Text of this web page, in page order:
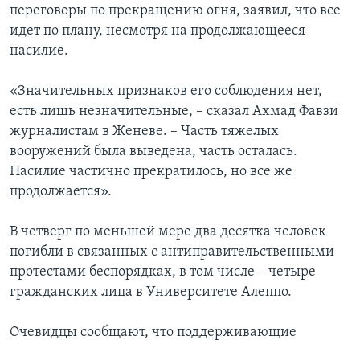
переговоры по прекращению огня, заявил, что все
идет по плану, несмотря на продолжающееся
насилие.
«Значительных признаков его соблюдения нет,
есть лишь незначительные, – сказал Ахмад Фавзи
журналистам в Женеве. – Часть тяжелых
вооружений была выведена, часть осталась.
Насилие частично прекратилось, но все же
продолжается».
В четверг по меньшей мере два десятка человек
погибли в связанных с антиправительственными
протестами беспорядках, в том числе – четыре
гражданских лица в Университете Алеппо.
Очевидцы сообщают, что поддерживающие